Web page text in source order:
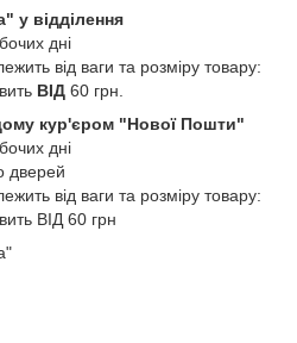
у відділення
дні
від ваги та розміру товару:
ВІД 60 грн.
кур'єром "Нової Пошти"
дні
дверей
від ваги та розміру товару:
ВІД 60 грн